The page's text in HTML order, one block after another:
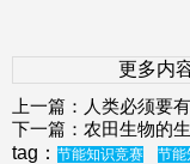
更多内
上一篇： 人类必须要
下一篇： 农田生物的
tag： 节能知识竞赛 节能